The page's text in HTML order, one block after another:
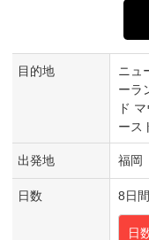
目的地
ニュ
ーラ
ド
ース
出発地 福岡
日数 8日間
日